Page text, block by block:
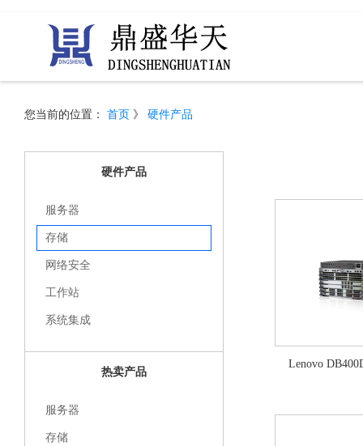
您当前的位置： 首页 》 硬件产品
硬件产品
服务器
存储
网络安全
工作站
系统集成
热卖产品
服务器
存储
Lenovo